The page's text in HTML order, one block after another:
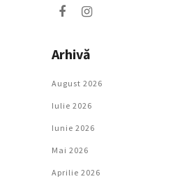
Arhivă
August 2026
Iulie 2026
Iunie 2026
Mai 2026
Aprilie 2026